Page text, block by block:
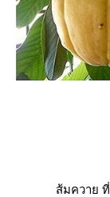
ส้มควาย